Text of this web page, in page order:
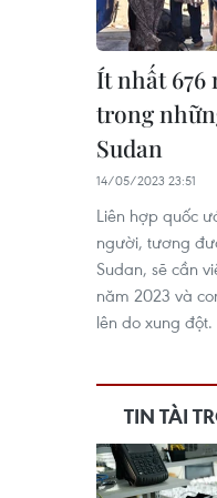
Ít nhất
trong
Sudan
14/05/2023 23:51
Liên hợp quốc
người, tương
Sudan, sẽ cần
năm 2023 và
lên do xung đột.